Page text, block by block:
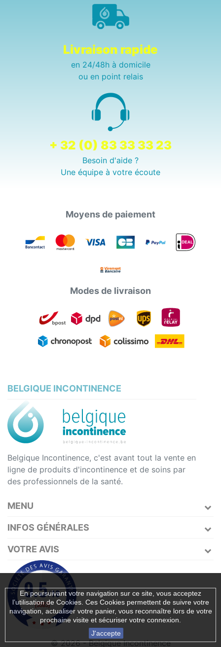
Livraison rapide
en 24/48h à domicile
ou en point relais
+ 32 (0) 83 33 33 23
Besoin d'aide ?
Une équipe à votre écoute
Moyens de paiement
Modes de livraison
BELGIQUE INCONTINENCE
Belgique Incontinence, c'est avant tout la vente en
ligne de produits d'incontinence et de soins par
des professionnels de la santé.
MENU
INFOS GÉNÉRALES
En poursuivant votre navigation sur ce site, vous acceptez
l’utilisation de Cookies. Ces Cookies permettent de suivre votre
navigation, actualiser votre panier, vous reconnaître lors de votre
prochaine visite et sécuriser votre connexion.
J'accepte
VOTRE AVIS
© 2026 - Belgique Incontinence